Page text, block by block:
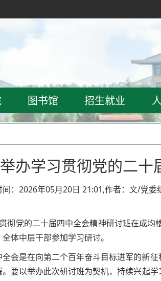
图书馆 招生就业
办学习贯彻党的二十
间：2026年05月20日 21:01,作者：文/党
彻党的二十届四中全会精神研讨班在成
体中层干部参加学习研讨。
会是在向第二个百年奋斗目标进军的新
要以举办此次研讨班为契机，持续兴起